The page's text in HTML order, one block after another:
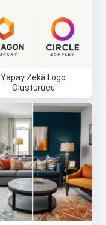
Yapay Zekâ Logo
Oluşturucu